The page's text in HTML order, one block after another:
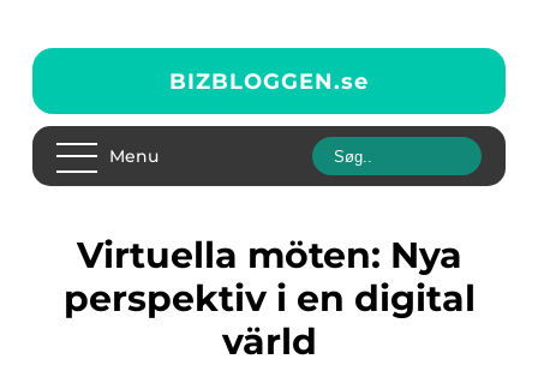
BIZBLOGGEN.se
Menu
Virtuella möten: Nya
perspektiv i en digital
värld